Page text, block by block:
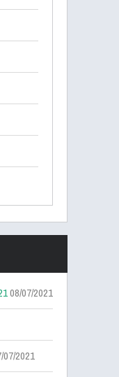
08/07/2021
07/2021